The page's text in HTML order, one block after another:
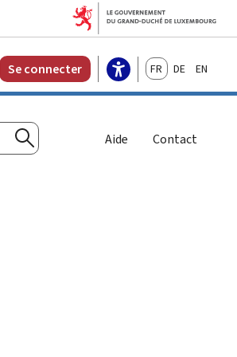
Se connecter FrançaisDeutschEnglish
Rechercher
Aide Contact